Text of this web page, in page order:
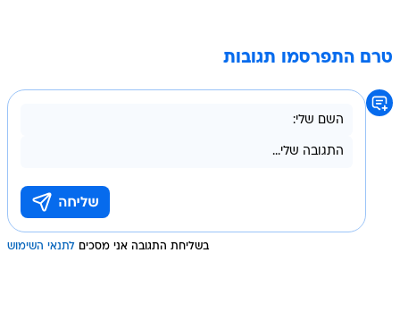
טרם התפרסמו תגובות
בשליחת התגובה אני מסכים לתנאי השימוש